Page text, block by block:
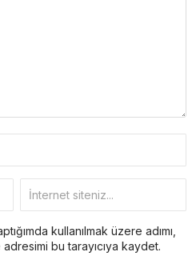
kullanılmak üzere adımı,
bu tarayıcıya kaydet.